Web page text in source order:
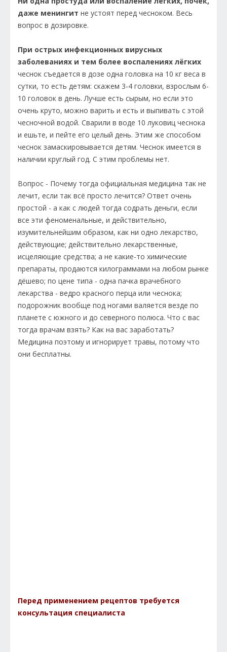
даже менингит не устоят перед чесноком. Весь
вопрос в дозировке.
При острых инфекционных вирусных
заболеваниях и тем более воспалениях лёгких
чеснок съедается в дозе одна головка на 10 кг веса в
сутки, то есть детям: скажем 3-4 головки, взрослым 6-
10 головок в день. Лучше есть сырым, но если это
очень круто, можно варить и есть и выпивать с этой
чесночной водой. Сварили в воде 10 луковиц чеснока
и ешьте, и пейте его целый день. Этим же способом
чеснок замаскировывается детям. Чеснок имеется в
наличии круглый год. С этим проблемы нет.
Вопрос - Почему тогда официальная медицина так не
лечит, если так всё просто лечится? Ответ очень
простой - а как с людей тогда содрать деньги, если
все эти феноменальные, и действительно,
изумительнейшим образом, как ни одно лекарство,
действующие; действительно лекарственные,
исцеляющие средства; а не какие-то химические
препараты, продаются килограммами на любом рынке
дёшево; по цене типа - одна пачка врачебного
лекарства - ведро красного перца или чеснока;
подорожник вообще под ногами валяется везде по
планете с южного и до северного полюса. Что с вас
тогда врачам взять? Как на вас заработать?
Медицина поэтому и игнорирует травы, потому что
они бесплатны.
Перед применением рецептов требуется
консультация специалиста